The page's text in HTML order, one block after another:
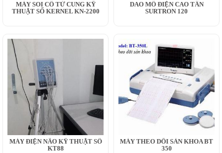
MÁY SOI CỔ TỬ CUNG KỸ
THUẬT SỐ KERNEL KN-2200
DAO MỔ ĐIỆN CAO TẦN
SURTRON 120
MÁY ĐIỆN NÃO KỸ THUẬT SỐ
KT88
MÁY THEO DÕI SẢN KHOA BT
350